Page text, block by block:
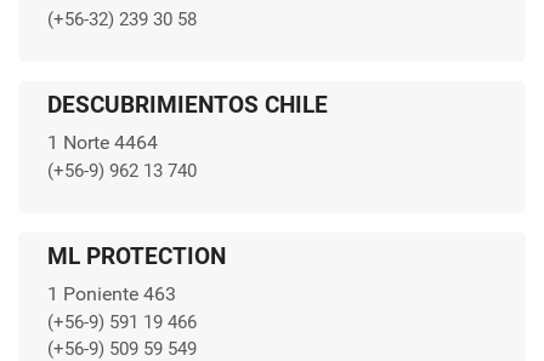
(+56-32) 239 30 58
DESCUBRIMIENTOS CHILE
1 Norte 4464
(+56-9) 962 13 740
ML PROTECTION
1 Poniente 463
(+56-9) 591 19 466
(+56-9) 509 59 549